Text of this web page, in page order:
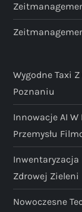
Wygodne Taxi
Poznaniu
Innowacje AI
Przemysłu
Inwentaryzacja
Zdrowej Zieleni
Nowoczesne